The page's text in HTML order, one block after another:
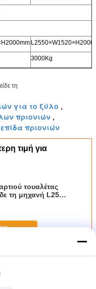
3000Kg
για το ξύλο ,
πριονιών ,
πριονιών
τιμή για
τουαλέτας
τη μηχανή L2550